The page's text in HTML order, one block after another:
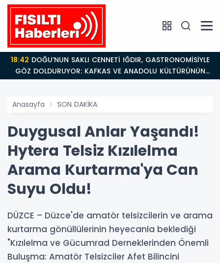
18:42
GÖZ DOLDURUYOR: KAFKAS VE ANADOLU KÜLTÜRÜNÜN
BULUŞMA NOKTASI
Anasayfa SON DAKİKA
Duygusal Anlar Yaşandı!
Hytera Telsiz Kızılelma
Arama Kurtarma'ya Can
Suyu Oldu!
DÜZCE – Düzce'de amatör telsizcilerin ve arama
kurtarma gönüllülerinin heyecanla beklediği
"Kızılelma ve Gücumrad Derneklerinden Önemli
Buluşma: Amatör Telsizciler Afet Bilincini